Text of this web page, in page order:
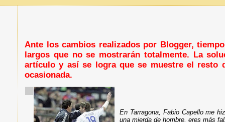
Ante los cambios realizados por Blogger,
largos que no se mostrarán totalmente. La
artículo y así se logra que se muestre el resto
ocasionada.
En Tarragona, Fabio Capello me
una mierda de hombre, eres más